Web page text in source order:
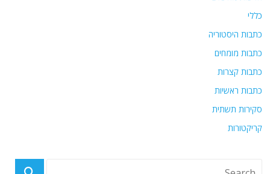
כללי
כתבות היסטוריה
כתבות מומחים
כתבות קצרות
כתבות ראשיות
סקירות תשתית
קריקטורות